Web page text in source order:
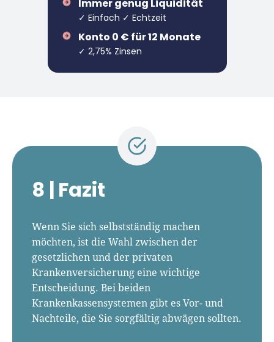
Immer genug Liquidität
✓ Einfach ✓ Echtzeit
Konto 0 € für 12 Monate
✓ 2,75% Zinsen
8 | Fazit
Wenn Sie sich selbstständig machen
möchten, ist die Wahl zwischen der
gesetzlichen und der privaten
Krankenversicherung eine wichtige
Entscheidung. Bei beiden
Krankenkassensystemen gibt es Vor- und
Nachteile, die Sie sorgfältig abwägen sollten.